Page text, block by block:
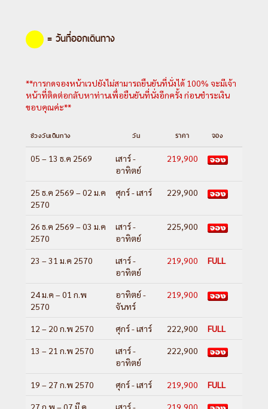
Gondoli)Day 6 :เลวี่ – ฟาร์มกวางเรน
รัสลอร์ดี – เข้าพักโรงแรมกระจก (Glass
Igloo)
Day 7 :โรวาเนียมิ – เมืองเคมิ – ล่องเรือตัด
Day 8 :สนามบินอูลู่ – สนามบินเฮลซิงกิ – ชม
เมือง – สนามบินเฮลซิงกิ – กรุงเทพฯ
สนามบินสุวรรณภูมิ
= วันที่ออกเดินทาง
**การกดจองหน้าเวปยังไม่สามารถยืนยันที่นั่งได้ 100% จะมีเจ้า
หน้าที่ติดต่อกลับหาท่านเพื่อยืนยันที่นั่งอีกครั้ง ก่อนชำระเงิน
ขอบคุณค่ะ**
ช่วงวันเดินทาง วัน ราคา จอง
05 – 13 ธ.ค 2569
เสาร์ -
อาทิตย์
219,900
25 ธ.ค 2569 – 02 ม.ค
2570
ศุกร์ - เสาร์ 229,900
26 ธ.ค 2569 – 03 ม.ค
2570
เสาร์ -
อาทิตย์
225,900
23 – 31 ม.ค 2570
เสาร์ -
อาทิตย์
219,900 FULL
24 ม.ค – 01 ก.พ
2570
อาทิตย์ -
จันทร์
219,900
12 – 20 ก.พ 2570 ศุกร์ - เสาร์ 222,900 FULL
13 – 21 ก.พ 2570
เสาร์ -
อาทิตย์
222,900
19 – 27 ก.พ 2570 ศุกร์ - เสาร์ 219,900 FULL
27 ก.พ – 07 มี.ค เสาร์ - 219,900